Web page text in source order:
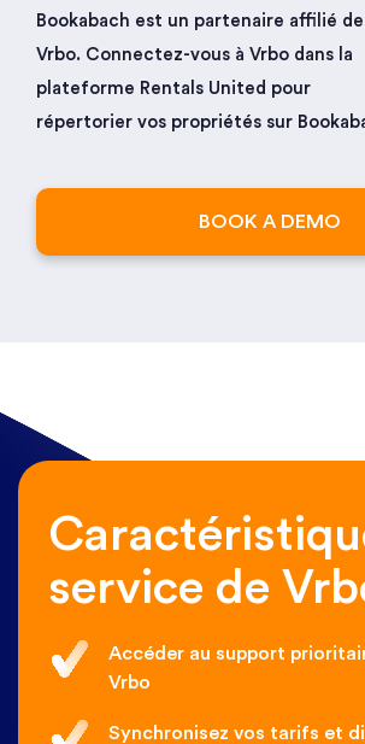
Bookabach est un partenaire affilié de
Vrbo. Connectez-vous à Vrbo dans la
plateforme Rentals United pour
répertorier vos propriétés sur
BOOK A DEMO
service de
Accéder au support
Vrbo
Synchronisez vos tarifs et